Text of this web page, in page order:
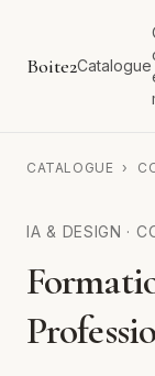
Boite2Catalogue
CATALOGUE ›
IA & DESIGN ·